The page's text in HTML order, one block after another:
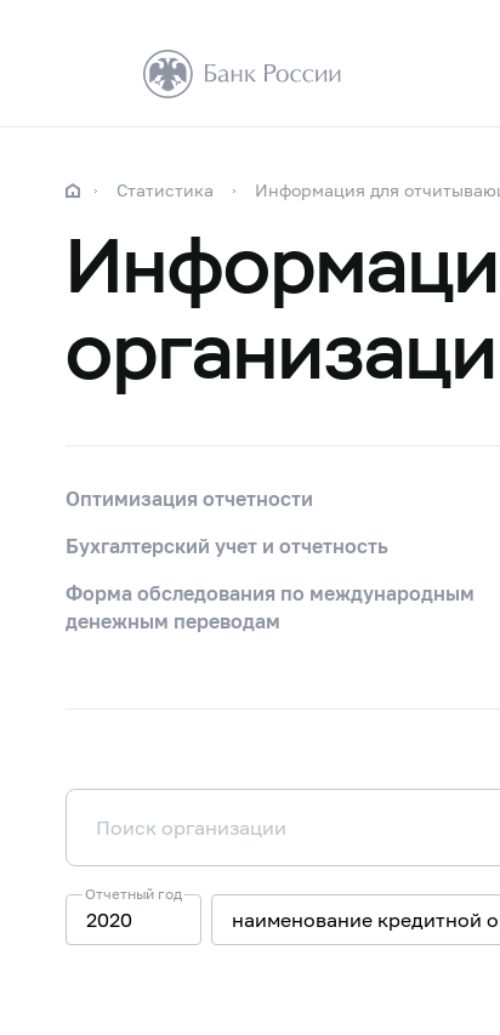
Статистика Информация для
Оптимизация отчетности
Бухгалтерский учет и отчетность
Форма обследования по международным
денежным переводам
Отчетный год
2020 наименование кредитной